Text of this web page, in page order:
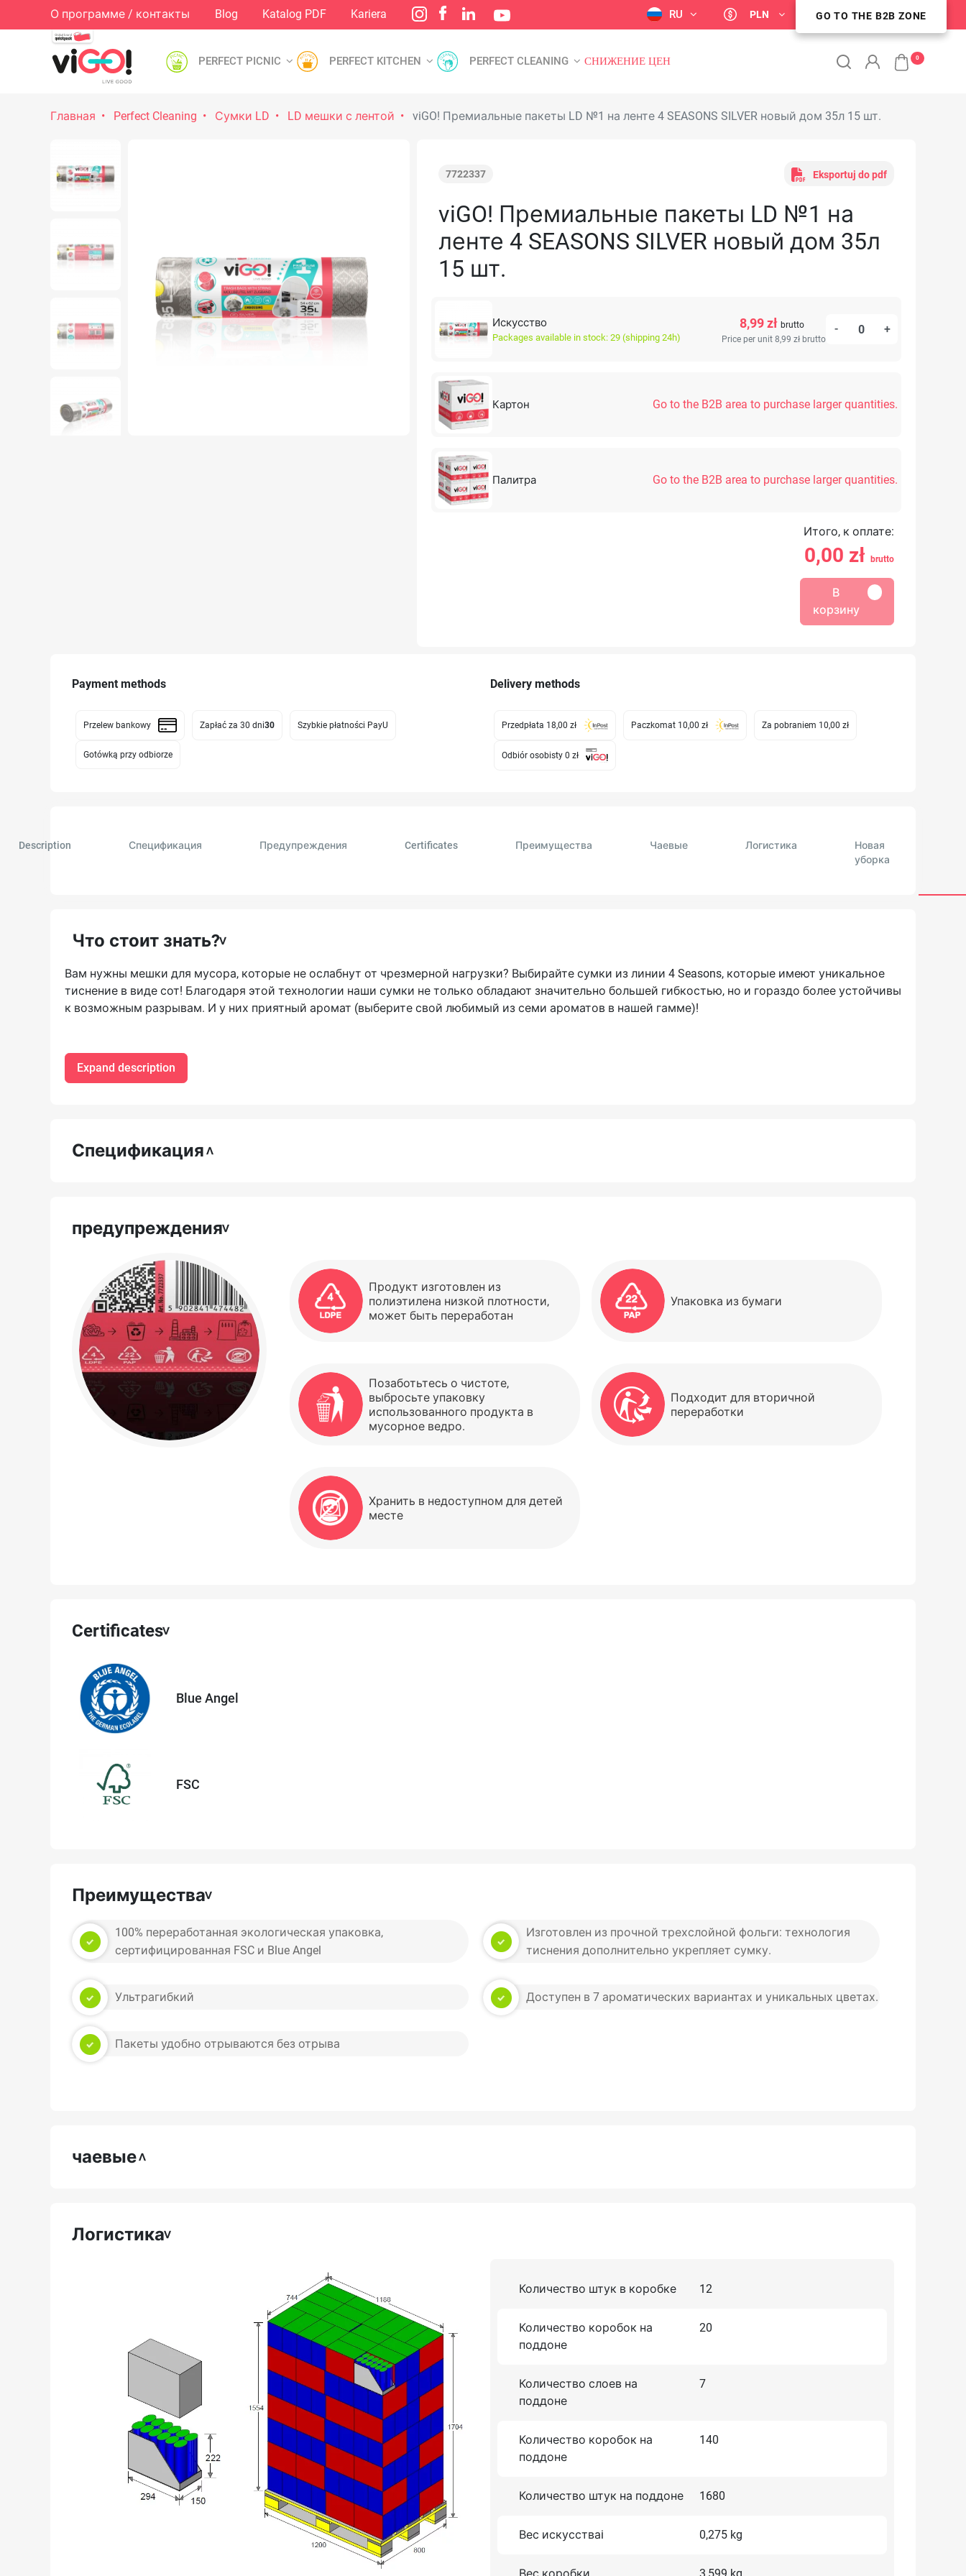
О программе / контакты Blog Katalog PDF Kariera RU PLN STREFA KLIENTA B2B
GO TO THE B2B ZONE
PERFECT PICNIC PERFECT KITCHEN PERFECT CLEANING СНИЖЕНИЕ ЦЕН 0
Главная Perfect Cleaning Сумки LD LD мешки с лентой viGO! Премиальные пакеты LD №1 на ленте 4 SEASONS SILVER новый дом 35л 15 шт.
7722337 Eksportuj do pdf
viGO! Премиальные пакеты LD №1 на
ленте 4 SEASONS SILVER новый дом 35л
15 шт.
Искусство
Packages available in stock: 29 (shipping 24h)
8,99 zł brutto
Price per unit 8,99 zł brutto
- +
Картон Go to the B2B area to purchase larger quantities.
Палитра Go to the B2B area to purchase larger quantities.
Итого, к оплате:
0,00 zł brutto
В
корзину
Payment methods
Przelew bankowy Zapłać za 30 dni30 Szybkie płatności PayU
Gotówką przy odbiorze
Delivery methods
Przedpłata 18,00 zł Paczkomat 10,00 zł Za pobraniem 10,00 zł
Odbiór osobisty 0 zł
Description Спецификация Предупреждения Certificates Преимущества Чаевые Логистика
Новая
уборка
Что стоит знать?
Вам нужны мешки для мусора, которые не ослабнут от чрезмерной нагрузки? Выбирайте сумки из линии 4 Seasons, которые имеют уникальное
тиснение в виде сот! Благодаря этой технологии наши сумки не только обладают значительно большей гибкостью, но и гораздо более устойчивы
к возможным разрывам. И у них приятный аромат (выберите свой любимый из семи ароматов в нашей гамме)!
Expand description
Спецификация
предупреждения
Продукт изготовлен из
полиэтилена низкой плотности,
может быть переработан
Упаковка из бумаги
Позаботьтесь о чистоте,
выбросьте упаковку
использованного продукта в
мусорное ведро.
Подходит для вторичной
переработки
Хранить в недоступном для детей
месте
Certificates
Blue Angel
FSC
Преимущества
100% переработанная экологическая упаковка,
сертифицированная FSC и Blue Angel
Изготовлен из прочной трехслойной фольги: технология
тиснения дополнительно укрепляет сумку.
Ультрагибкий Доступен в 7 ароматических вариантах и ​​уникальных цветах.
Пакеты удобно отрываются без отрыва
чаевые
Логистика
Количество штук в коробке 12
Количество коробок на
поддоне
20
Количество слоев на
поддоне
7
Количество коробок на
поддоне
140
Количество штук на поддоне 1680
Вес искусстваi 0,275 kg